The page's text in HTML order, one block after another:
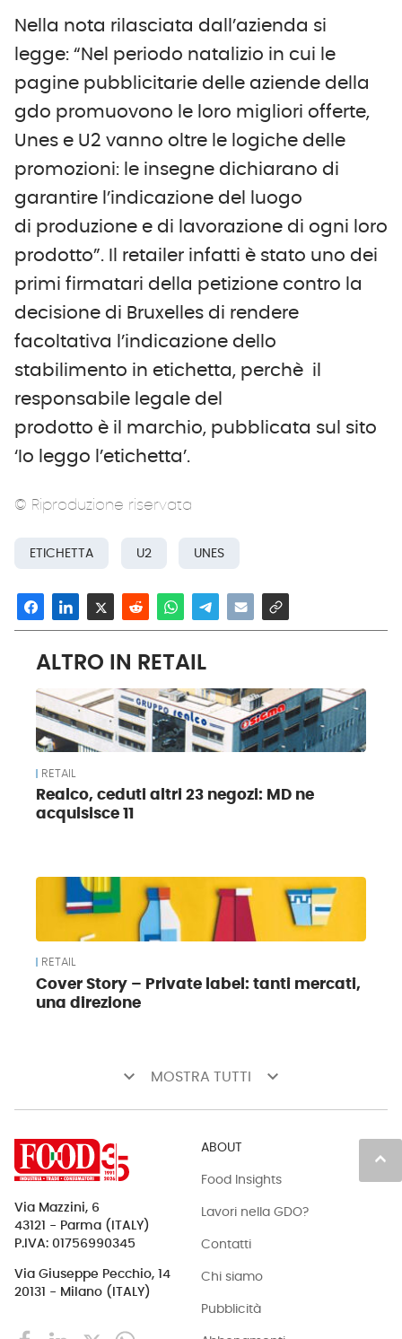
Nella nota rilasciata dall’azienda si
legge: “Nel periodo natalizio in cui le
pagine pubblicitarie delle aziende della
gdo promuovono le loro migliori offerte,
Unes e U2 vanno oltre le logiche delle
promozioni: le insegne dichiarano di
garantire l’indicazione del luogo
di produzione e di lavorazione di ogni loro
prodotto”. Il retailer infatti è stato uno dei
primi firmatari della petizione contro la
decisione di Bruxelles di rendere
facoltativa l’indicazione dello
stabilimento in etichetta, perchè il
responsabile legale del
prodotto è il marchio, pubblicata sul sito
‘Io leggo l’etichetta’.
© Riproduzione riservata
ETICHETTA U2 UNES
ALTRO IN RETAIL
RETAIL
Realco, ceduti altri 23 negozi: MD ne
acquisisce 11
RETAIL
Cover Story – Private label: tanti mercati,
una direzione
keyboard_arrow_down MOSTRA TUTTI keyboard_arrow_down
keyboard_arrow_up
Via Mazzini, 6
43121 - Parma (ITALY)
P.IVA: 01756990345
Via Giuseppe Pecchio, 14
20131 - Milano (ITALY)
ABOUT
Food Insights
Lavori nella GDO?
Contatti
Chi siamo
Pubblicità